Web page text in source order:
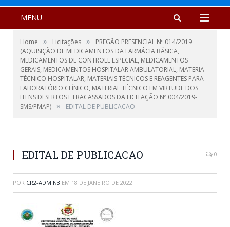
MENU
Home » Licitações »
PREGÃO PRESENCIAL Nº 014/2019
(AQUISIÇÃO DE MEDICAMENTOS DA FARMÁCIA BÁSICA,
MEDICAMENTOS DE CONTROLE ESPECIAL, MEDICAMENTOS
GERAIS, MEDICAMENTOS HOSPITALAR AMBULATORIAL, MATERIA
TÉCNICO HOSPITALAR, MATERIAIS TÉCNICOS E REAGENTES PARA
LABORATÓRIO CLÍNICO, MATERIAL TÉCNICO EM VIRTUDE DOS
ITENS DESERTOS E FRACASSADOS DA LICITAÇÃO Nº 004/2019-
SMS/PMAP) » EDITAL DE PUBLICACAO
EDITAL DE PUBLICACAO 0
POR CR2-ADMIN3 EM 18 DE JANEIRO DE 2022